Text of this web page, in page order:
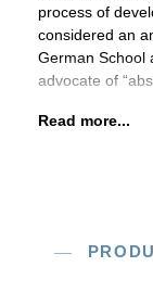
process of
considered an
German School
advocate of
Read more...